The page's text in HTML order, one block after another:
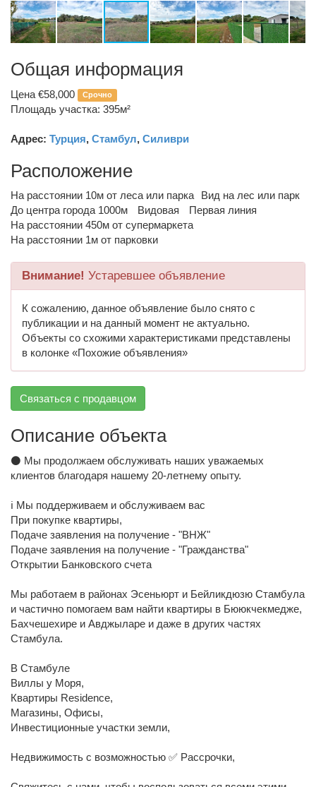
Общая информация
Цена €58,000 Срочно
Площадь участка: 395м²
Адрес: Турция, Стамбул, Силиври
Расположение
На расстоянии 10м от леса или парка
Вид на лес или парк
До центра города 1000м
Видовая
Первая линия
На расстоянии 450м от супермаркета
На расстоянии 1м от парковки
Внимание! Устаревшее объявление
К сожалению, данное объявление было снято с
публикации и на данный момент не актуально.
Объекты со схожими характеристиками представлены
в колонке «Похожие объявления»
Связаться с продавцом
Описание объекта
⚫️ Мы продолжаем обслуживать наших уважаемых
клиентов благодаря нашему 20-летнему опыту.
ℹ️ Мы поддерживаем и обслуживаем вас
При покупке квартиры,
Подаче заявления на получение - "ВНЖ"
Подаче заявления на получение - "Гражданства"
Открытии Банковского счета
Мы работаем в районах Эсеньюрт и Бейликдюзю Стамбула
и частично помогаем вам найти квартиры в Бююкчекмедже,
Бахчешехире и Авджыларе и даже в других частях
Стамбула.
В Стамбуле
Виллы у Моря,
Квартиры Residence,
Магазины, Офисы,
Инвестиционные участки земли,
Недвижимость с возможностью ✅️ Рассрочки,